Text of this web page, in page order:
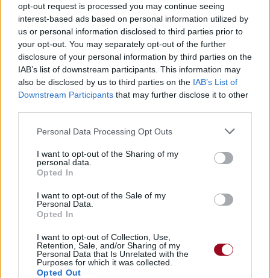
opt-out request is processed you may continue seeing
interest-based ads based on personal information utilized by
us or personal information disclosed to third parties prior to
your opt-out. You may separately opt-out of the further
disclosure of your personal information by third parties on the
IAB’s list of downstream participants. This information may
also be disclosed by us to third parties on the IAB’s List of
Downstream Participants that may further disclose it to other
Personal Data Processing Opt Outs
I want to opt-out of the Sharing of my
personal data.
Opted In
I want to opt-out of the Sale of my
Personal Data.
Opted In
I want to opt-out of Collection, Use,
Retention, Sale, and/or Sharing of my
Personal Data that Is Unrelated with the
Purposes for which it was collected.
Opted Out
Publié parThe_Wanderer 5347 2 2
le 6 janvier
2014 à 17h23.
Chanteurs : Pearl Jam
Albums :
Paroles + Traduction Téléchargement